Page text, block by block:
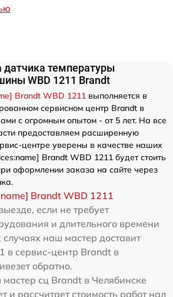
температуры
WBD 1211 Brandt
Brandt WBD 1211 выполняется в
сервисном центр Brandt в
с огромным опытом - от 5 лет. На все
предоставляем расширенную
центре уверены в качестве наших
Brandt WBD 1211 будет стоить
оформлении заказа на сайте через
Brandt WBD 1211
если не требует
и длительного времени
наш мастер доставит
в сервис-центр Brandt в
обратно.
сц Brandt в Челябинске
и рассчитает стоимость работ над